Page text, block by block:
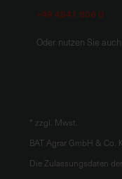
+49 4541 806 0
Oder nutzen Sie
* zzgl. Mwst.
BAT Agrar GmbH & Co.
Die Zulassungsdaten